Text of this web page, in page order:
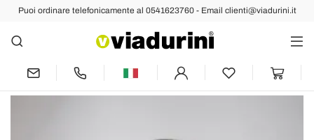
Puoi ordinare telefonicamente al 0541623760 - Email clienti@viadurini.it
Indietro Prec Succ
Applique in vetro e ferro Made in Italy
per creare atmosfere eleganti – Hubble